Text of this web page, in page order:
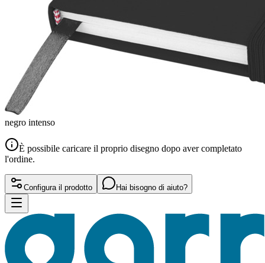
negro intenso
È possibile caricare il proprio disegno dopo aver completato
l'ordine.
Configura il prodotto Hai bisogno di aiuto?